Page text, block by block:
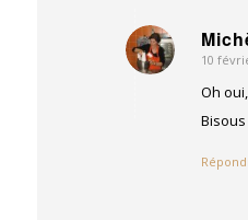
dit
10
Oh